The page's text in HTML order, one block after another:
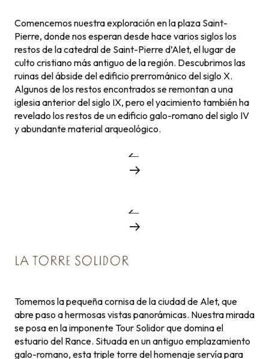
Comencemos nuestra exploración en la plaza Saint-
Pierre, donde nos esperan desde hace varios siglos los
restos de la catedral de Saint-Pierre d’Alet, el lugar de
culto cristiano más antiguo de la región. Descubrimos las
ruinas del ábside del edificio prerrománico del siglo X.
Algunos de los restos encontrados se remontan a una
iglesia anterior del siglo IX, pero el yacimiento también ha
revelado los restos de un edificio galo-romano del siglo IV
y abundante material arqueológico.
LA TORRE SOLIDOR
Tomemos la pequeña cornisa de la ciudad de Alet, que
abre paso a hermosas vistas panorámicas. Nuestra mirada
se posa en la imponente Tour Solidor que domina el
estuario del Rance. Situada en un antiguo emplazamiento
galo-romano, esta triple torre del homenaje servía para